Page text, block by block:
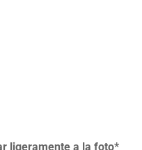
ligeramente a la foto*